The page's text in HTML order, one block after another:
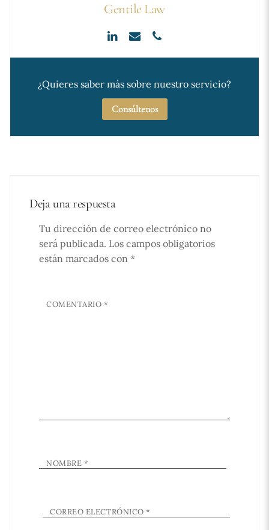
Gentile Law
¿Quieres saber más sobre nuestro servicio?
Consúltenos
Deja una respuesta
Tu dirección de correo electrónico no
será publicada. Los campos obligatorios
están marcados con *
COMENTARIO *
NOMBRE *
CORREO ELECTRÓNICO*